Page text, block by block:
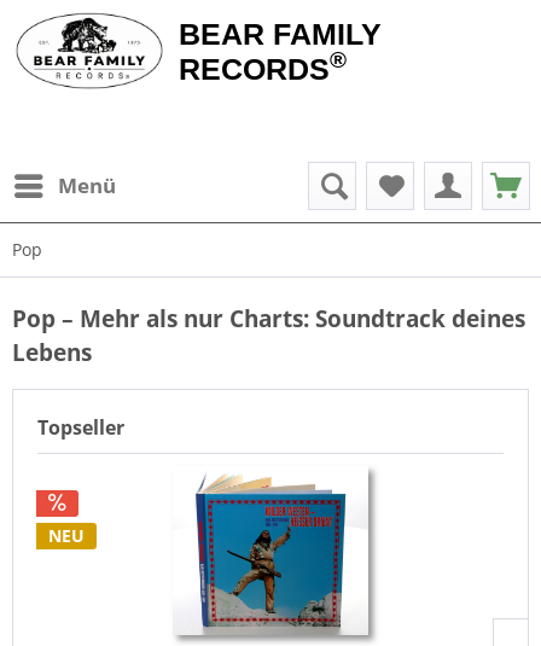
BEAR FAMILY
RECORDS®
Menü
Pop
Pop – Mehr als nur Charts: Soundtrack deines
Lebens
Topseller
NEU